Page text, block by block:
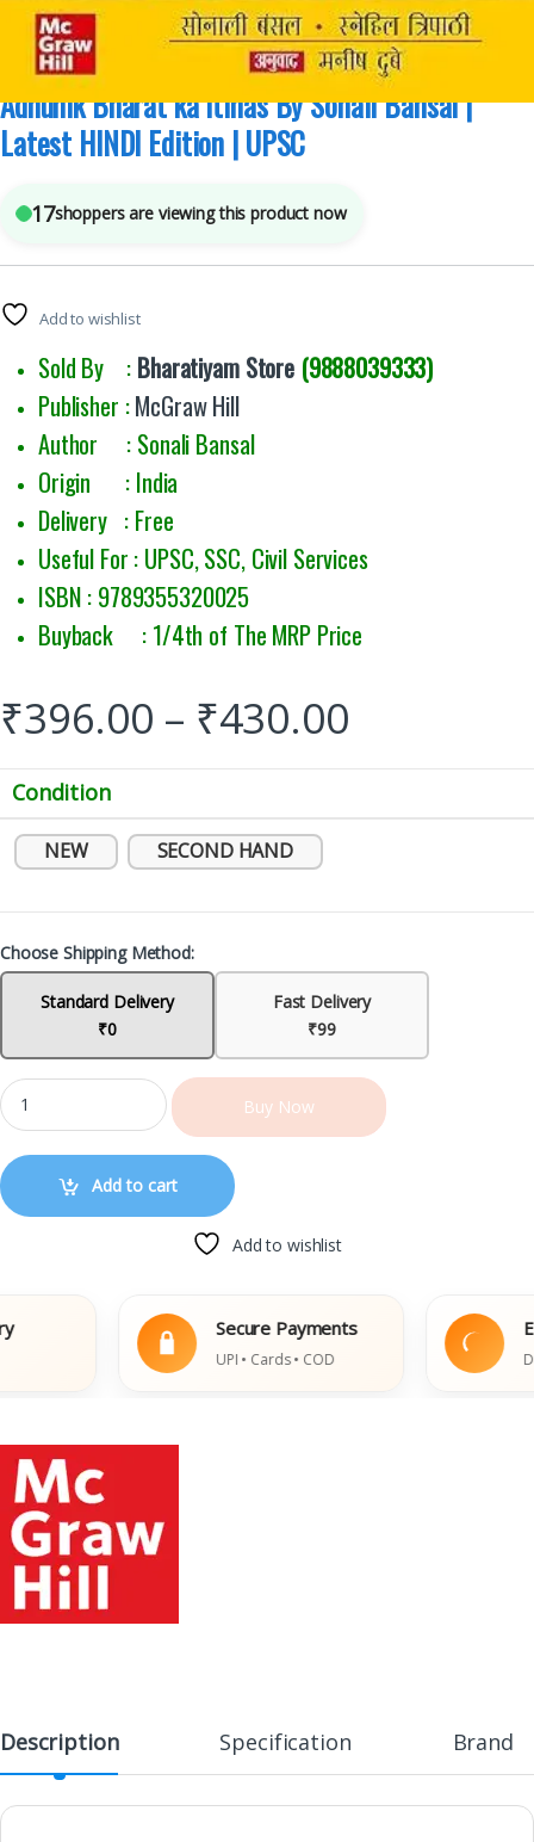
4sold in the last 24 hours
Adhunik Bharat ka Itihas By Sonali Bansal |
Latest HINDI Edition | UPSC
17shoppers are viewing this product now
Add to wishlist
Sold By : Bharatiyam Store(9888039333)
Publisher :McGraw Hill
Author : Sonali Bansal
Origin : India
Delivery : Free
Useful For : UPSC, SSC, Civil Services
ISBN : 9789355320025
Buyback : 1/4th of The MRP Price
₹396.00 – ₹430.00
Condition
NEW SECOND HAND
Choose Shipping Method:
Standard Delivery
₹0
Fast Delivery
₹99
Buy Now
Add to cart
Add to wishlist
Secure Payments
UPI • Cards • COD
Description Specification Brand